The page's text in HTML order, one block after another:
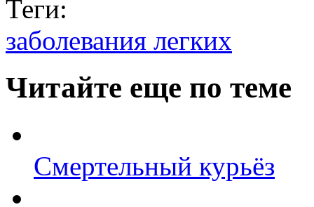
Теги:
заболевания легких
Читайте еще по теме
Смертельный курьёз